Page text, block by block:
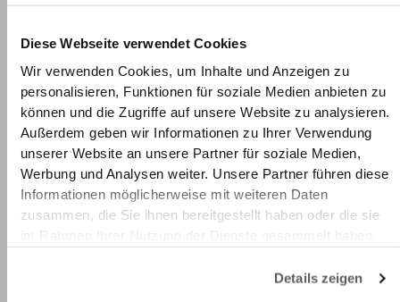
Diese Webseite verwendet Cookies
Wir verwenden Cookies, um Inhalte und Anzeigen zu
personalisieren, Funktionen für soziale Medien anbieten zu
können und die Zugriffe auf unsere Website zu analysieren.
Außerdem geben wir Informationen zu Ihrer Verwendung
unserer Website an unsere Partner für soziale Medien,
Werbung und Analysen weiter. Unsere Partner führen diese
Informationen möglicherweise mit weiteren Daten
zusammen, die Sie ihnen bereitgestellt haben oder die sie
Details zeigen
Brandschutzvorhang (B1) -
Braun
Stoffmuster -
Halbtransparenter
Brandschutzvorhang (B1) -
Rustikal Strukturiert - Sand